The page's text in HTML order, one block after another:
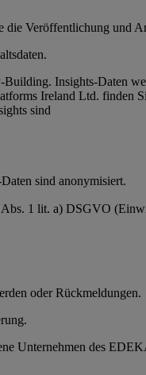
Veröffentlichung und
Insights-Daten
Ireland Ltd. finden
sind
sind anonymisiert.
1 lit. a) DSGVO
oder Rückmeldungen.
Unternehmen des